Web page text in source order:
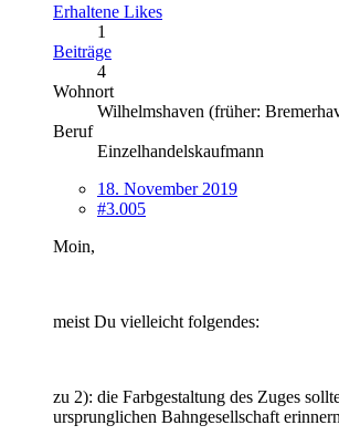
Erhaltene Likes
1
Beiträge
4
Wohnort
Wilhelmshaven (früher:
Beruf
Einzelhandelskaufmann
18. November 2019
#3.005
Moin,
meist Du vielleicht folgendes:
zu 2): die Farbgestaltung des Zuges
ursprunglichen Bahngesellschaft